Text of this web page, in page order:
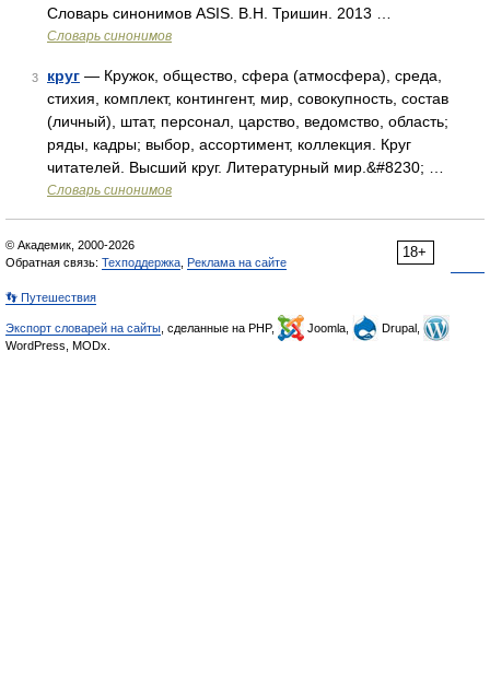
Словарь синонимов ASIS. В.Н. Тришин. 2013 …
Словарь синонимов
3 круг — Кружок, общество, сфера (атмосфера), среда,
стихия, комплект, контингент, мир, совокупность, состав
(личный), штат, персонал, царство, ведомство, область;
ряды, кадры; выбор, ассортимент, коллекция. Круг
читателей. Высший круг. Литературный мир.&#8230; …
Словарь синонимов
18+
© Академик, 2000-2026
Обратная связь: Техподдержка Реклама на сайте
👣 Путешествия
Экспорт словарей на сайты , сделанные на PHP, Joomla,
Drupal,
WordPress, MODx.